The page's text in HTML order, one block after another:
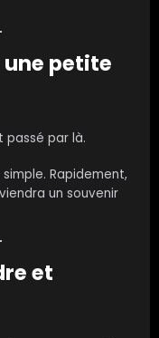
une petite
par là.
Rapidement,
un souvenir
et